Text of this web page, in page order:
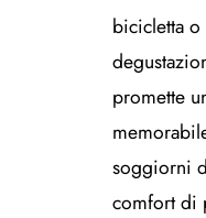
bicicletta
promette
soggiorni
comfort di